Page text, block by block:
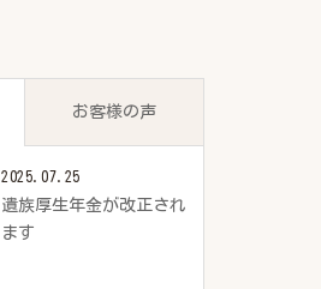
お客様の声
2025.07.25
遺族厚生年金が改正され
ます